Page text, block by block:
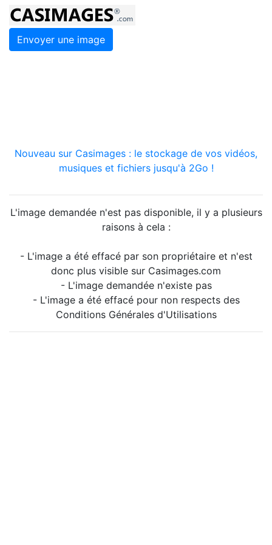
Envoyer une image
Nouveau sur Casimages : le stockage de vos vidéos,
musiques et fichiers jusqu'à 2Go !
L'image demandée n'est pas disponible, il y a plusieurs
raisons à cela :
- L'image a été effacé par son propriétaire et n'est
donc plus visible sur Casimages.com
- L'image demandée n'existe pas
- L'image a été effacé pour non respects des
Conditions Générales d'Utilisations